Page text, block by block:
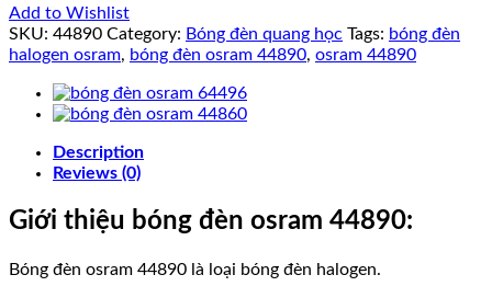
Add to Wishlist
SKU: 44890 Category: Bóng đèn quang học Tags: bóng đèn
halogen osram, bóng đèn osram 44890, osram 44890
Description
Reviews (0)
Giới thiệu bóng đèn osram 44890:
Bóng đèn osram 44890 là loại bóng đèn halogen.